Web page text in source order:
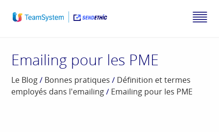
Emailing pour les PME
Le Blog/ Bonnes pratiques / Définition et termes
employés dans l'emailing/ Emailing pour les PME